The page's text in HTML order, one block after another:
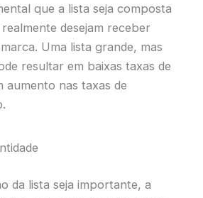
que a lista seja composta
desejam receber
Uma lista grande, mas
resultar em baixas taxas de
aumento nas taxas de
da lista seja importante, a